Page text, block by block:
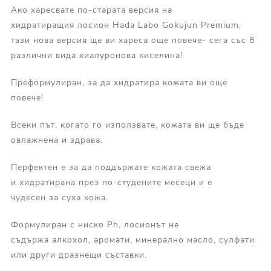
Ако харесвате по-старата версия на
хидратиращия лосион Hada Labo Gokujun Premium,
тази нова версия ще ви хареса още повече- сега със 8
различни вида хиалуронова киселина!
Преформулиран, за да хидратира кожата ви още
повече!
Всеки път, когато го използвате, кожата ви ще бъде
овлажнена и здрава.
Перфектен е за да поддържате кожата свежа
и хидратирана през по-студените месеци и е
чудесен за суха кожа.
Формулиран с ниско Ph, лосионът не
съдържа алкохол, аромати, минерално масло, сулфати
или други дразнещи съставки.